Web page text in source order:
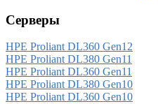
Серверы
HPE Proliant DL360 Gen12
HPE Proliant DL380 Gen11
HPE Proliant DL360 Gen11
HPE Proliant DL380 Gen10
HPE Proliant DL360 Gen10